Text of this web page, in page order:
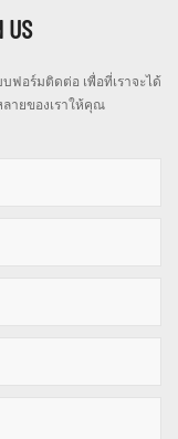
US
ฟอร์มติดต่อ เพื่อที่เราจะได้
ายของเราให้คุณ